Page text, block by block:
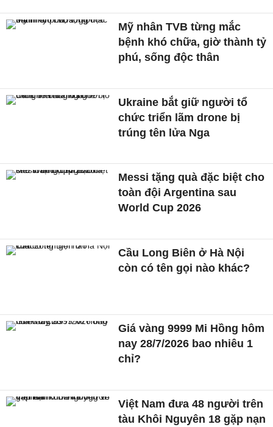
Mỹ nhân TVB từng mắc
bệnh khó chữa, giờ thành tỷ
phú, sống độc thân
Ukraine bắt giữ người tổ
chức triển lãm drone bị
trúng tên lửa Nga
Messi tặng quà đặc biệt cho
toàn đội Argentina sau
World Cup 2026
Cầu Long Biên ở Hà Nội
còn có tên gọi nào khác?
Giá vàng 9999 Mi Hồng hôm
nay 28/7/2026 bao nhiêu 1
chỉ?
Việt Nam đưa 48 người trên
tàu Khôi Nguyên 18 gặp nạn